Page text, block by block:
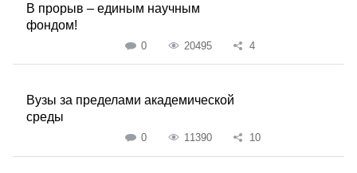
В прорыв – единым научным
фондом!
0 20495 4
Вузы за пределами академической
среды
0 11390 10